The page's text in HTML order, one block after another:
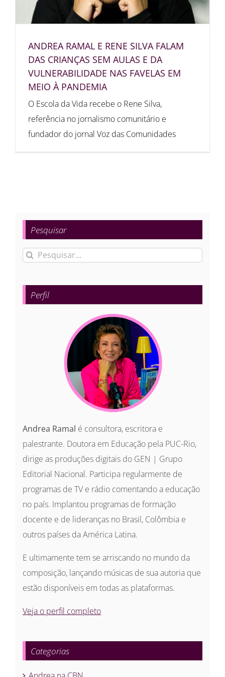
ANDREA RAMAL E RENE SILVA FALAM
DAS CRIANÇAS SEM AULAS E DA
VULNERABILIDADE NAS FAVELAS EM
MEIO À PANDEMIA
O Escola da Vida recebe o Rene Silva,
referência no jornalismo comunitário e
fundador do jornal Voz das Comunidades
Pesquisar
Buscar
para:
Perfil
Andrea Ramal é consultora, escritora e
palestrante. Doutora em Educação pela PUC-Rio,
dirige as produções digitais do GEN | Grupo
Editorial Nacional. Participa regularmente de
programas de TV e rádio comentando a educação
no país. Implantou programas de formação
docente e de lideranças no Brasil, Colômbia e
outros países da América Latina.
E ultimamente tem se arriscando no mundo da
composição, lançando músicas de sua autoria que
estão disponíveis em todas as plataformas.
Veja o perfil completo
Categorias